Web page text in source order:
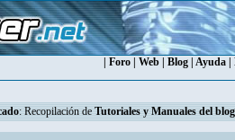
Foro| Web| Blog| Ayuda|
: Recopilación de Tutoriales y Manuales del blog